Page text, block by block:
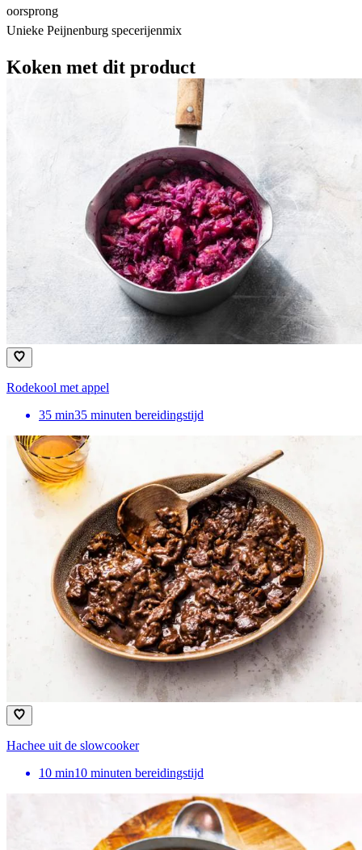
oorsprong
Unieke Peijnenburg specerijenmix
Koken met dit product
Rodekool met appel
35 min35 minuten bereidingstijd
Hachee uit de slowcooker
10 min10 minuten bereidingstijd